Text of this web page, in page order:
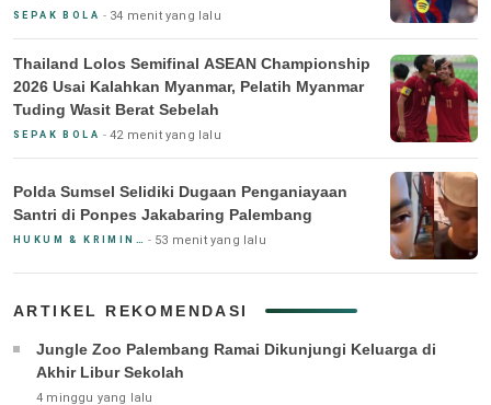
SEPAK BOLA 34 menit yang lalu
Thailand Lolos Semifinal ASEAN Championship
2026 Usai Kalahkan Myanmar, Pelatih Myanmar
Tuding Wasit Berat Sebelah
SEPAK BOLA 42 menit yang lalu
Polda Sumsel Selidiki Dugaan Penganiayaan
Santri di Ponpes Jakabaring Palembang
HUKUM & KRIMINAL 53 menit yang lalu
ARTIKEL REKOMENDASI
Jungle Zoo Palembang Ramai Dikunjungi Keluarga di
Akhir Libur Sekolah
4 minggu yang lalu